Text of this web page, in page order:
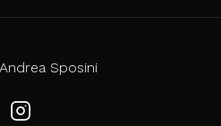
Sposini